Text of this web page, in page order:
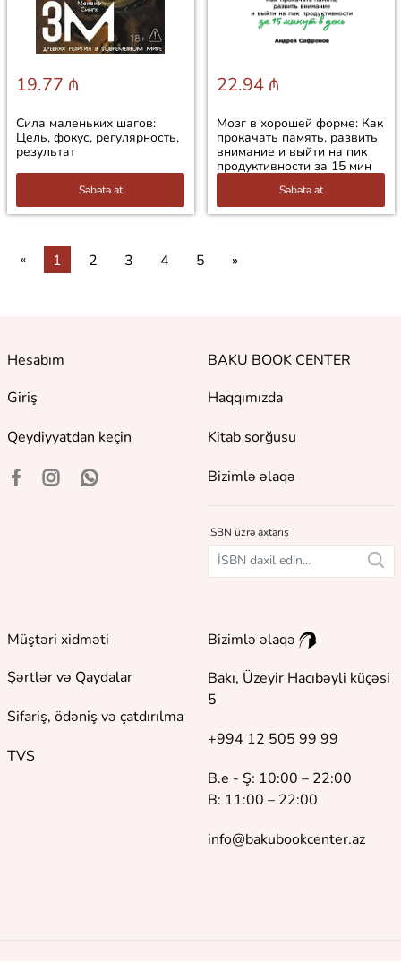
19.77 ₼
Сила маленьких шагов:
Цель, фокус, регулярность,
результат
Səbətə at
22.94 ₼
Мозг в хорошей форме: Как
прокачать память, развить
внимание и выйти на пик
продуктивности за 15 мин
Səbətə at
« 1 2 3 4 5 »
Hesabım
Giriş
Qeydiyyatdan keçin
BAKU BOOK CENTER
Haqqımızda
Kitab sorğusu
Bizimlə əlaqə
İSBN üzrə axtarış
Müştəri xidməti
Şərtlər və Qaydalar
Sifariş, ödəniş və çatdırılma
TVS
Bizimlə əlaqə
Bakı, Üzeyir Hacıbəyli küçəsi
5
+994 12 505 99 99
B.e - Ş: 10:00 – 22:00
B: 11:00 – 22:00
info@bakubookcenter.az